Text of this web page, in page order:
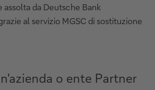
da Deutsche Bank
al servizio MGSC di sostituzione
o ente Partner